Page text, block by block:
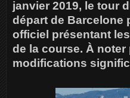
janvier 2019, le tour
départ de Barcelone
officiel présentant
de la course. À noter
modifications